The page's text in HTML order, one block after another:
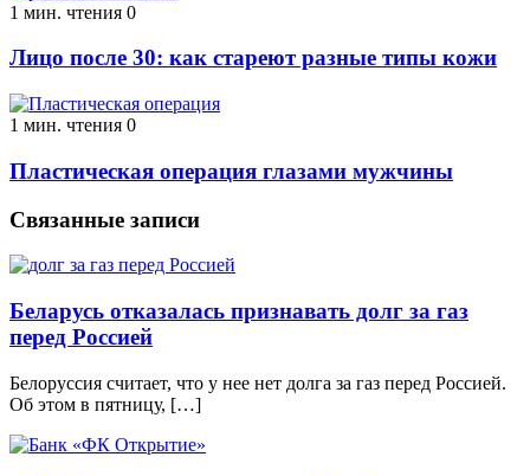
1 мин. чтения 0
Лицо после 30: как стареют разные типы кожи
1 мин. чтения 0
Пластическая операция глазами мужчины
Связанные записи
Беларусь отказалась признавать долг за газ
перед Россией
Белоруссия считает, что у нее нет долга за газ перед Россией.
Об этом в пятницу, […]